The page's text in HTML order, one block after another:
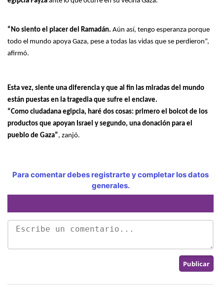
“No siento el placer del Ramadán. Aún así, tengo esperanza porque
todo el mundo apoya Gaza, pese a todas las vidas que se perdieron”,
afirmó.
Esta vez, siente una diferencia y que al fin las miradas del mundo
están puestas en la tragedia que sufre el enclave.
“Como ciudadana egipcia, haré dos cosas: primero el boicot de los
productos que apoyan Israel y segundo, una donación para el
pueblo de Gaza”, zanjó.
Para comentar debes registrarte y completar los datos
generales.